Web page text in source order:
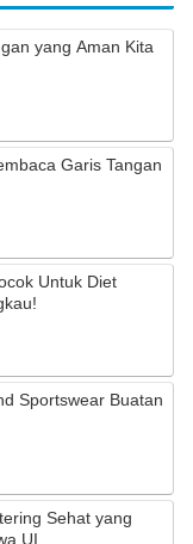
yang Aman Kita
Garis Tangan
Untuk Diet
Sportswear Buatan
Sehat yang
UI